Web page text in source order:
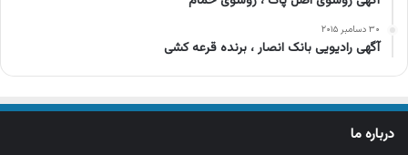
۳۰ دسامبر ۲۰۱۵
آگهی رادیویی بانک انصار ، برنده قرعه کشی
درباره ما